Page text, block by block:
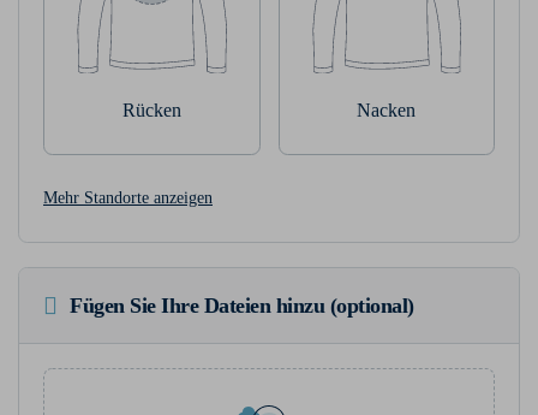
Rücken Nacken
Mehr Standorte anzeigen
Fügen Sie Ihre Dateien hinzu (optional)